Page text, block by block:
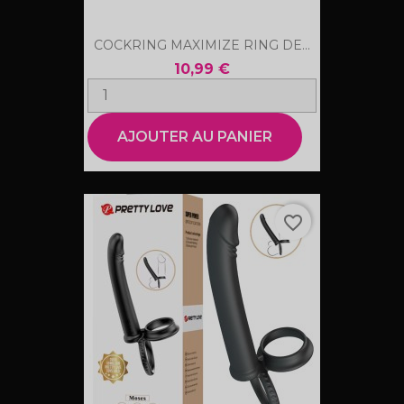
COCKRING MAXIMIZE RING DE...
10,99 €
AJOUTER AU PANIER
favorite_border